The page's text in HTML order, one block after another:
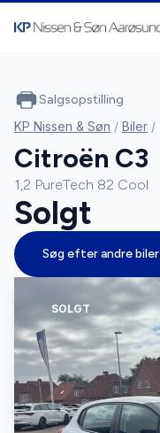
SOLGT
Salgsopstilling
KP Nissen & Søn / Biler /
Citroën C3
1,2 PureTech 82 Cool
Solgt
Søg efter andre biler